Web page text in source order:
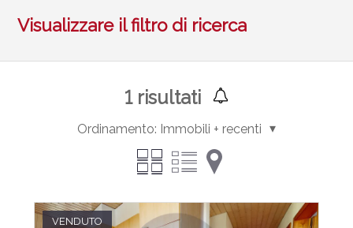
Visualizzare il filtro di ricerca
1risultati
Ordinamento: Immobili + recenti
VENDUTO